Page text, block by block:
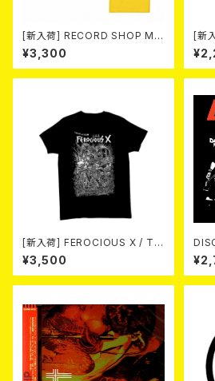
[新入荷] RECORD SHOP MIS
ERY / 33th anniversary T-s
hirts (yellow ①)
¥3,300
[新
EL
[新入荷] FEROCIOUS X / T S
HIRT
¥3,500